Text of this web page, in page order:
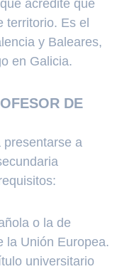
acredite que
territorio. Es el
y Baleares,
en Galicia.
DE
presentarse a
o la de
la Unión Europea.
universitario